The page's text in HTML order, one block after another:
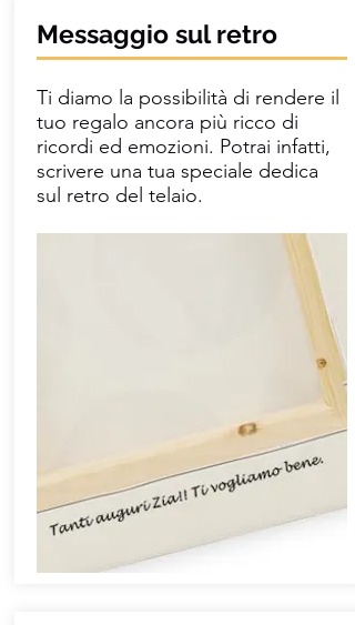
Messaggio sul retro
Ti diamo la possibilità di rendere il
tuo regalo ancora più ricco di
ricordi ed emozioni. Potrai infatti,
scrivere una tua speciale dedica
sul retro del telaio.